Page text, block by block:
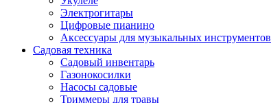
Электрогитары
Цифровые пианино
Аксессуары для музыкальных инструментов
Садовая техника
Садовый инвентарь
Газонокосилки
Насосы садовые
Триммеры для травы